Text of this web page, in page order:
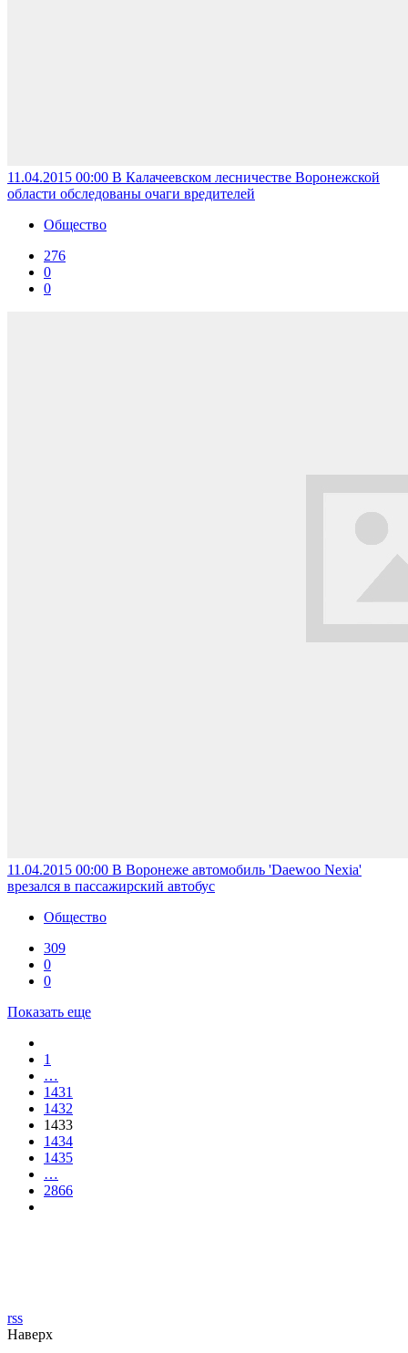
11.04.2015 00:00 В Калачеевском лесничестве Воронежской
области обследованы очаги вредителей
Общество
276
0
0
11.04.2015 00:00 В Воронеже автомобиль 'Daewoo Nexia'
врезался в пассажирский автобус
Общество
309
0
0
Показать еще
1
…
1431
1432
1433
1434
1435
…
2866
rss
Наверх